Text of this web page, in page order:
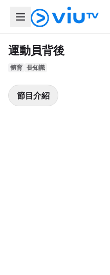
運動員背後
體育 長知識
節目介紹